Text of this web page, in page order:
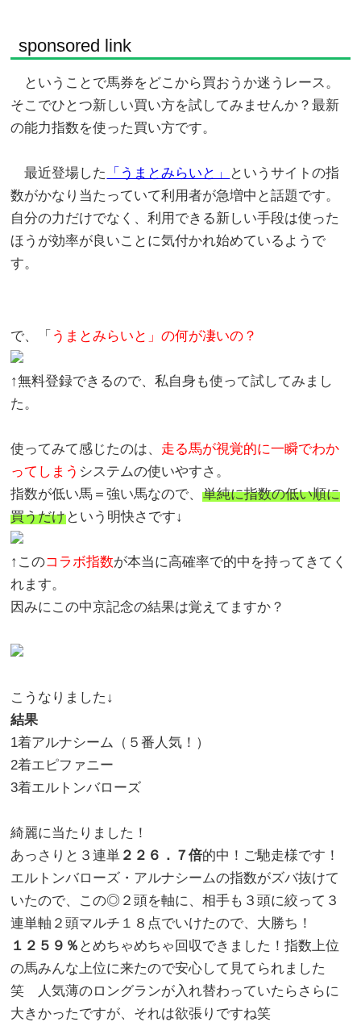
sponsored link
ということで馬券をどこから買おうか迷うレース。
そこでひとつ新しい買い方を試してみませんか？最新
の能力指数を使った買い方です。
最近登場した 「うまとみらいと」
というサイトの指
数がかなり当たっていて利用者が急増中と話題です。
自分の力だけでなく、利用できる新しい手段は使った
ほうが効率が良いことに気付かれ始めているようで
す。
で、「 うまとみらいと」の何が凄いの？
↑無料登録できるので、私自身も使って試してみまし
た。
使ってみて感じたのは、 走る馬が視覚的に一瞬でわか
ってしまう システムの使いやすさ。
指数が低い馬＝強い馬なので、単純に指数の低い順に
買うだけという明快さです↓
↑このコラボ指数が本当に高確率で的中を持ってきてく
れます。
因みにこの中京記念の結果は覚えてますか？
こうなりました↓
結果
1着アルナシーム（５番人気！）
2着エピファニー
3着エルトンバローズ
綺麗に当たりました！
あっさりと３連単 ２２６．７倍的中！ご馳走様です！
エルトンバローズ・アルナシームの指数がズバ抜けて
いたので、この◎２頭を軸に、相手も３頭に絞って３
連単軸２頭マルチ１８点でいけたので、大勝ち！
１２５９％ とめちゃめちゃ回収できました！指数上位
の馬みんな上位に来たので安心して見てられました
笑 人気薄のロングランが入れ替わっていたらさらに
大きかったですが、それは欲張りですね笑